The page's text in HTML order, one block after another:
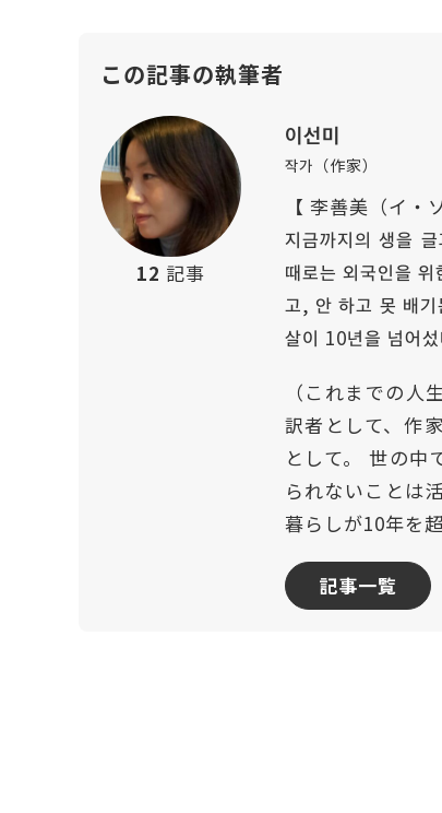
この記事の執筆者
12 記事
이선미
작가（作家）
【 李善美（イ・
지금까지의 생을
때로는 외국인을
고, 안 하고 못 배
살이 10년을 넘어
（これまでの
訳者として、作
として。 世の中
られないことは
暮らしが10年を超
記事一覧